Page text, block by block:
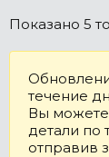
Показано 5
течение
Вы можете
детали по
отправив